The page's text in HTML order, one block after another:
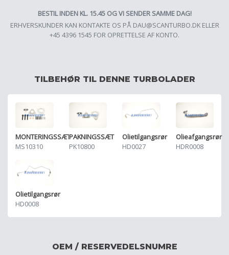
BESTIL INDEN KL. 15.45 OG VI SENDER SAMME DAG!
ERHVERSKUNDER KAN KONTAKTE OS PÅ DAU@SCANTURBO.DKELLER
+45 4396 1545 FOR OPRETTELSE AF KONTO.
TILBEHØR TIL DENNE TURBOLADER
MONTERINGSSÆT
MS10310
PAKNINGSSÆT
PK10800
Olietilgangsrør
HD0027
Olieafgangsrør
HDR0008
Olietilgangsrør
HD0008
OEM / RESERVEDELSNUMRE